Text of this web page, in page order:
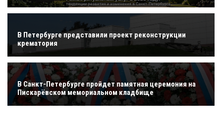
В Петербурге представили проект реконструкции
крематория
В Санкт-Петербурге пройдет памятная церемония на
Пискарёвском мемориальном кладбище